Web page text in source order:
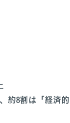
約8割は「経済的